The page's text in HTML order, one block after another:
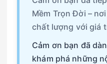
Mềm Trọn Đời –
chất lượng với giá
Cảm ơn bạn đã
khám phá những